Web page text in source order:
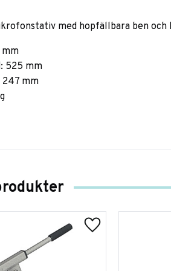
med hopfällbara ben och
mm
525 mm
247 mm